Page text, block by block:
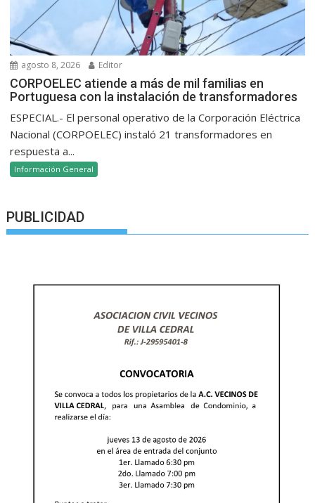
agosto 8, 2026 Editor
CORPOELEC atiende a más de mil familias en
Portuguesa con la instalación de transformadores
ESPECIAL.- El personal operativo de la Corporación Eléctrica
Nacional (CORPOELEC) instaló 21 transformadores en
respuesta a...
Información General
PUBLICIDAD